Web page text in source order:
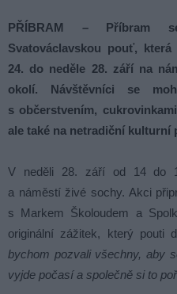
PŘÍBRAM – Příbram
Svatováclavskou pouť,
24. do neděle 28. září na
okolí. Návštěvníci se
s občerstvením,
ale také na netradiční kulturní
V neděli 28. září od 14 do
a náměstí živé sochy. Akci
s Markem Školoudem a
originální zážitek, který pouti
bychom pozvali všechny, aby
vyjde počasí a společně si to